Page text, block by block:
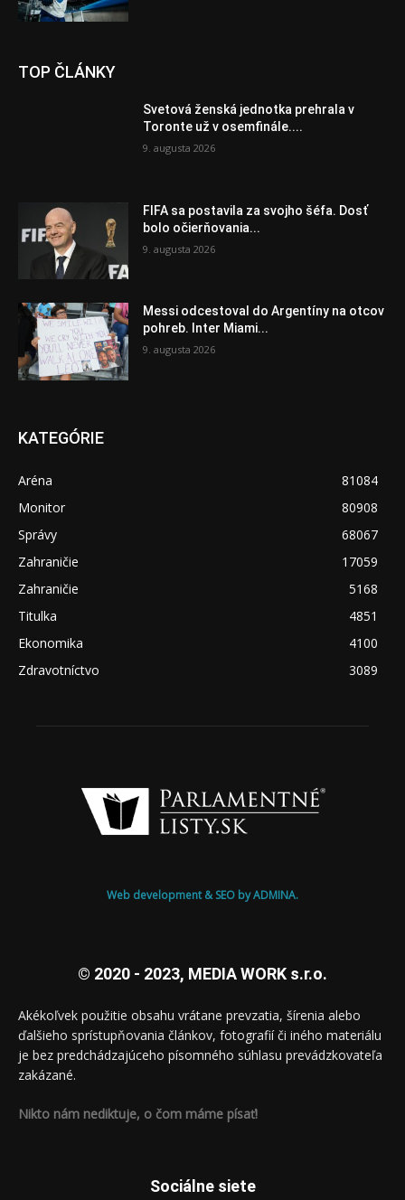
TOP ČLÁNKY
Svetová ženská jednotka prehrala v
Toronte už v osemfinále....
9. augusta 2026
FIFA sa postavila za svojho šéfa. Dosť
bolo očierňovania...
9. augusta 2026
Messi odcestoval do Argentíny na otcov
pohreb. Inter Miami...
9. augusta 2026
KATEGÓRIE
Aréna
81084
Monitor
80908
Správy
68067
Zahraničie
17059
Zahraničie
5168
Titulka
4851
Ekonomika
4100
Zdravotníctvo
3089
Web development & SEO by ADMINA.
© 2020 - 2023, MEDIA WORK s.r.o.
Akékoľvek použitie obsahu vrátane prevzatia, šírenia alebo
ďalšieho sprístupňovania článkov, fotografií či iného materiálu
je bez predchádzajúceho písomného súhlasu prevádzkovateľa
zakázané.
Nikto nám nediktuje, o čom máme písať!
Sociálne siete